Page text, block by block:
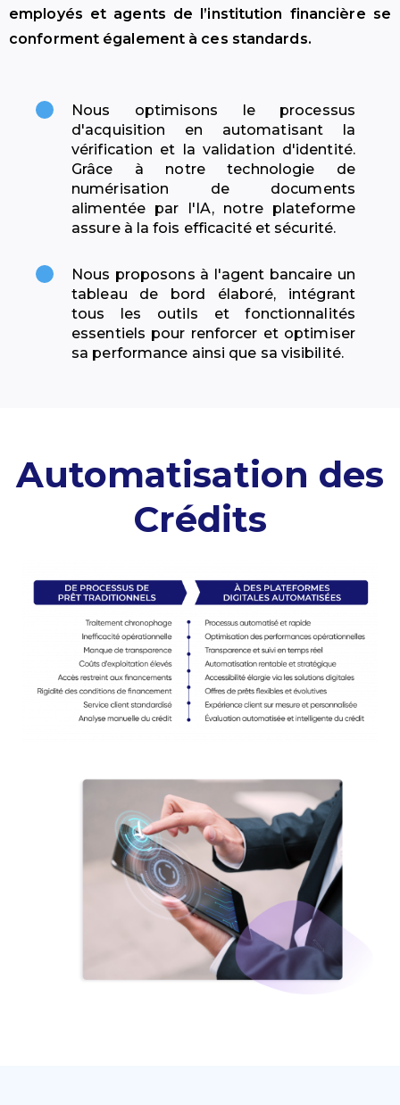
employés et agents de l’institution financière se
conforment également à ces standards.
Nous optimisons le processus
d'acquisition en automatisant la
vérification et la validation d'identité.
Grâce à notre technologie de
numérisation de documents
alimentée par l'IA, notre plateforme
assure à la fois efficacité et sécurité.
Nous proposons à l'agent bancaire un
tableau de bord élaboré, intégrant
tous les outils et fonctionnalités
essentiels pour renforcer et optimiser
sa performance ainsi que sa visibilité.
Automatisation des
Crédits